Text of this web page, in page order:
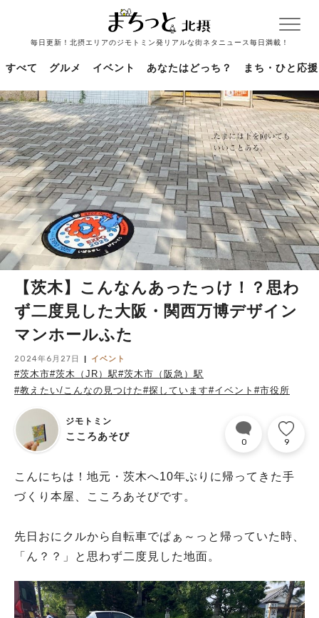
毎日更新！北摂エリアのジモトミン発リアルな街ネタニュース毎日満載！
すべて グルメ イベント あなたはどっち？ まち・ひと応援
【茨木】こんなんあったっけ！？思わ
ず二度見した大阪・関西万博デザイン
マンホールふた
2024年6月27日 イベント
#茨木市#茨木（JR）駅#茨木市（阪急）駅
#教えたい/こんなの見つけた#探しています#イベント #市役所
ジモトミン
こころあそび 0 9
こんにちは！地元・茨木へ10年ぶりに帰ってきた手
づくり本屋、こころあそびです。
先日おにクルから自転車でぱぁ～っと帰っていた時、
「ん？？」と思わず二度見した地面。